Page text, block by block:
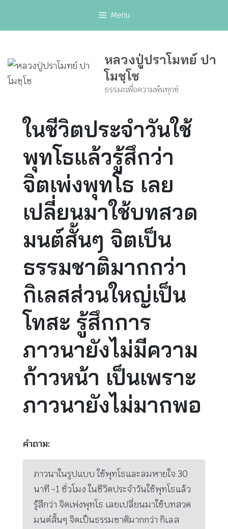
Menu
หลวงปู่ปราโมทย์ ปา
โมชฺโช
ธรรมะเพื่อความพ้นทุกข์
ในชีวิตประจำวันใช้
พุทโธแล้วรู้สึกว่า
จิตเพ่งพุทโธ เลย
เปลี่ยนมาใช้บทสวด
มนต์สั้นๆ จิตเป็น
ธรรมชาติมากกว่า​
กิเลสส่วนใหญ่เป็น
โทสะ​ รู้สึกการ
ภาวนายังไม่มีความ
ก้าวหน้า เป็นเพราะ
ภาวนายังไม่มากพอ
คำถาม:
ภาวนาในรูปแบบ ใช้พุทโธและลมหายใจ 30
นาที -1 ชั่วโมง ในชีวิตประจำวันใช้พุทโธแล้ว
รู้สึกว่า จิตเพ่งพุทโธ เลยเปลี่ยนมาใช้บทสวด
มนต์สั้นๆ จิตเป็นธรรมชาติมากกว่า​ กิเลส